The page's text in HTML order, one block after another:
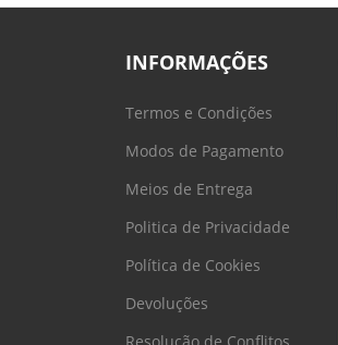
INFORMAÇÕES
Termos e Condições
Modos de Pagamento
Meios de Entrega
Politica de Privacidade
Política de Cookies
Devoluções